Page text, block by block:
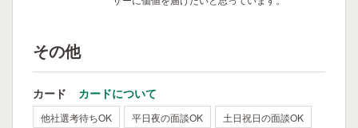
その他
カード カードについて
他社選考待ちOK 平日夜の面談OK
土日祝日の面談OK